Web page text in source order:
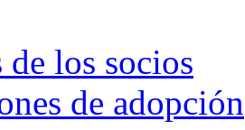
de los socios
de adopción